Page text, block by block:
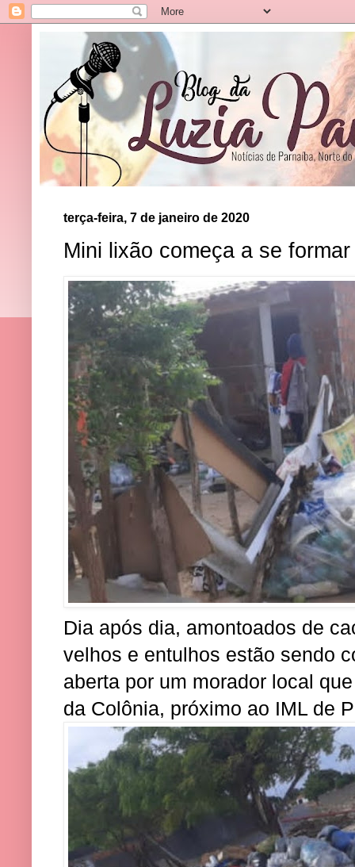
terça-feira, 7 de janeiro de 2020
Mini lixão começa a se
Dia após dia, amontoados de
velhos e entulhos estão sendo
aberta por um morador local
da Colônia, próximo ao IML de